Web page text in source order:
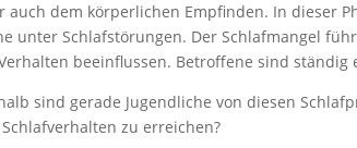
auch dem körperlichen Empfinden. In dieser
unter Schlafstörungen. Der Schlafmangel
beeinflussen. Betroffene sind
sind gerade Jugendliche von diesen
zu erreichen?